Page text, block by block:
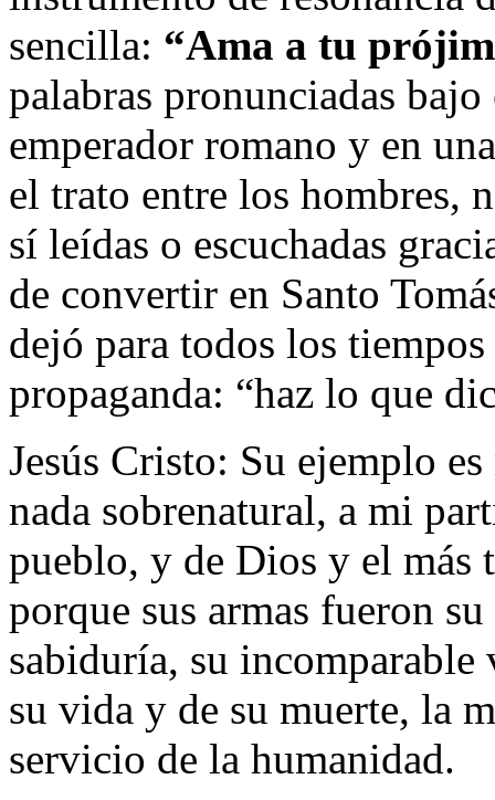
sencilla: “Ama a tu
palabras pronunciadas
emperador romano y en
el trato entre los hombres,
sí leídas o escuchadas
de convertir en Santo
dejó para todos los
propaganda: “haz lo que
Jesús Cristo: Su ejemplo
nada sobrenatural, a mi
pueblo, y de Dios y el más
porque sus armas fueron
sabiduría, su
su vida y de su muerte, la
servicio de la humanidad.